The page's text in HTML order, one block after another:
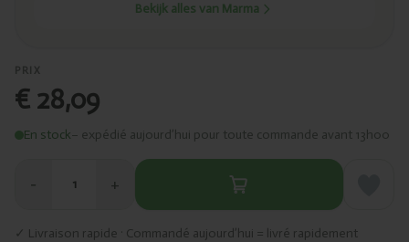
Bekijk alles van Marma
PRIX
€ 28,09
En stock– expédié aujourd’hui pour toute commande avant 13h00
− 1 +
✓ Livraison rapide · Commandé aujourd’hui = livré rapidement